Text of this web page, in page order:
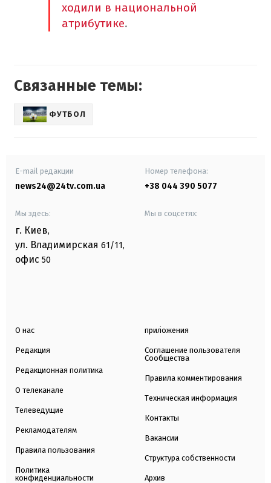
ходили в национальной
атрибутике.
Связанные темы:
ФУТБОЛ
E-mail редакции
news24@24tv.com.ua
Номер телефона:
+38 044 390 5077
Мы здесь:
г. Киев,
ул. Владимирская 61/11,
офис 50
Мы в соцсетях:
О нас
Редакция
Редакционная политика
О телеканале
Телеведущие
Рекламодателям
Правила пользования
Политика
конфиденциальности
приложения
Соглашение пользователя
Сообщества
Правила комментирования
Техническая информация
Контакты
Вакансии
Структура собственности
Архив